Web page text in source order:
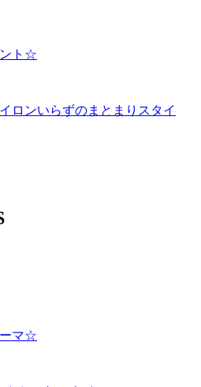
ント☆
ロンいらずのまとまりスタイ
ーマ☆